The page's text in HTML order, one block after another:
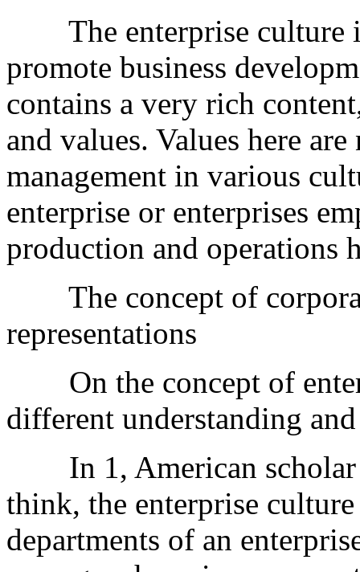
The enterprise culture
promote business
contains a very rich
and values. Values here
management in various
enterprise or enterprises
production and operations
The concept of
representations
On the concept of
different understanding
In 1, American scholar
think, the enterprise
departments of an